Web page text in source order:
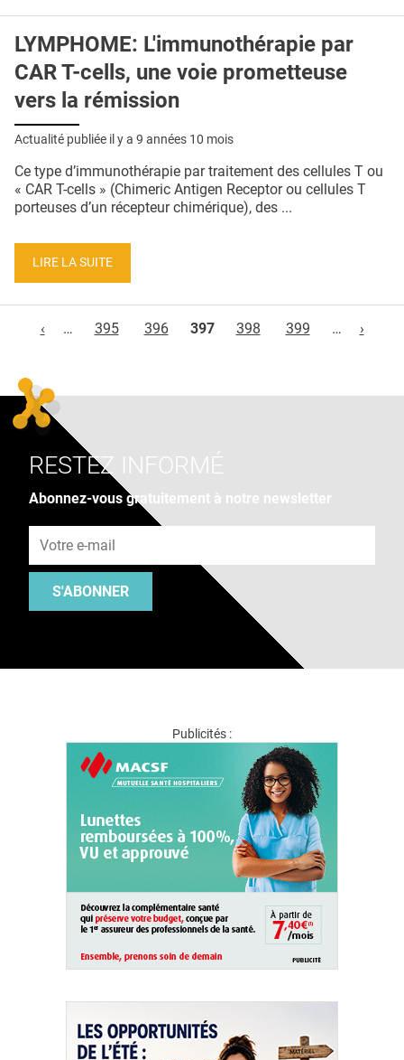
LYMPHOME: L'immunothérapie par
CAR T-cells, une voie prometteuse
vers la rémission
Actualité publiée il y a 9 années 10 mois
Ce type d’immunothérapie par traitement des cellules T ou
« CAR T-cells » (Chimeric Antigen Receptor ou cellules T
porteuses d’un récepteur chimérique), des ...
LIRE LA SUITE
‹
… 395 396 397 398 399 … ›
RESTEZ INFORMÉ
Abonnez-vous gratuitement à notre newsletter
S'ABONNER
Publicités :